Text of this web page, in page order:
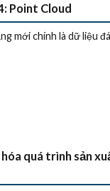
Point Cloud
mới chính là dữ liệu
quá trình sản